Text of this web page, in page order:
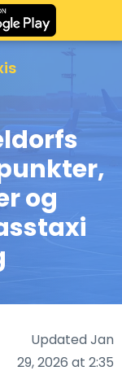
og
Updated Jan
29, 2026 at 2:35